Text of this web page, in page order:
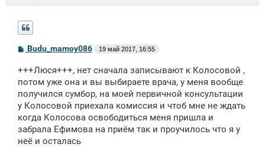
С
б
щ
н
и
Budu_mamoy086 19 май 2017, 16:55
+++Люся+++, нет сначала записывают к Колосовой ,
потом уже она и вы выбираете врача, у меня вообще
получился сумбор, на моей первичной консультации
у Колосовой приехала комиссия и чтоб мне не ждать
когда Колосова освободиться меня пришла и
забрала Ефимова на приём так и проучилось что я у
неё и осталась